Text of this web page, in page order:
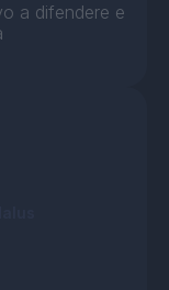
a difendere e